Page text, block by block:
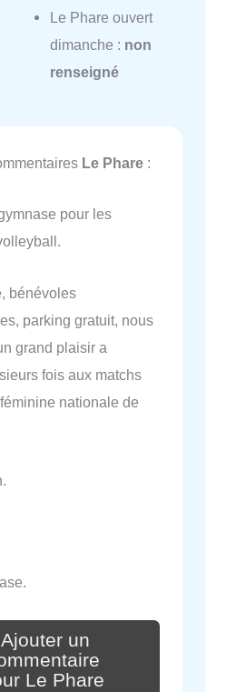
Le Phare ouvert
dimanche : non
renseigné
Le Phare :
pour les
bénévoles
parking gratuit, nous
grand plaisir a
fois aux matchs
nationale de
Ajouter un
Le Phare